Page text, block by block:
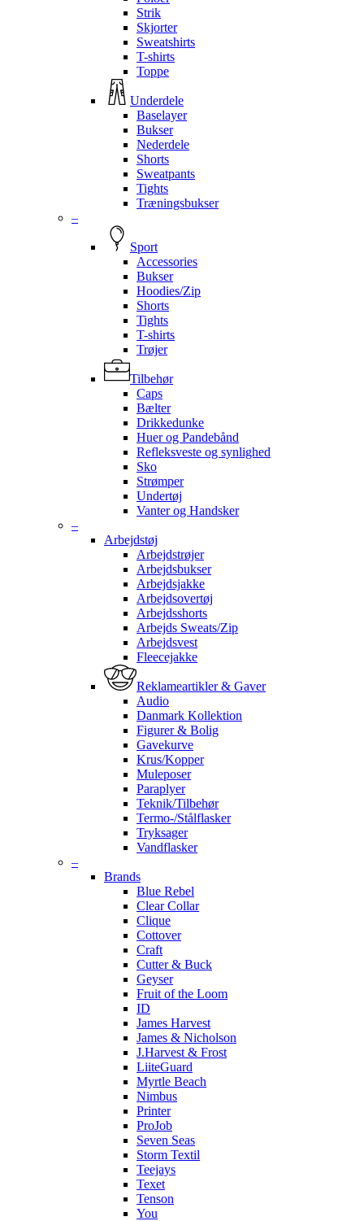
Strik
Skjorter
Sweatshirts
T-shirts
Toppe
Underdele
Baselayer
Bukser
Nederdele
Shorts
Sweatpants
Tights
Træningsbukser
–
Sport
Accessories
Bukser
Hoodies/Zip
Shorts
Tights
T-shirts
Trøjer
Tilbehør
Caps
Bælter
Drikkedunke
Huer og Pandebånd
Refleksveste og synlighed
Sko
Strømper
Undertøj
Vanter og Handsker
–
Arbejdstøj
Arbejdstrøjer
Arbejdsbukser
Arbejdsjakke
Arbejdsovertøj
Arbejdsshorts
Arbejds Sweats/Zip
Arbejdsvest
Fleecejakke
Reklameartikler & Gaver
Audio
Danmark Kollektion
Figurer & Bolig
Gavekurve
Krus/Kopper
Muleposer
Paraplyer
Teknik/Tilbehør
Termo-/Stålflasker
Tryksager
Vandflasker
–
Brands
Blue Rebel
Clear Collar
Clique
Cottover
Craft
Cutter & Buck
Geyser
Fruit of the Loom
ID
James Harvest
James & Nicholson
J.Harvest & Frost
LiiteGuard
Myrtle Beach
Nimbus
Printer
ProJob
Seven Seas
Storm Textil
Teejays
Texet
Tenson
You